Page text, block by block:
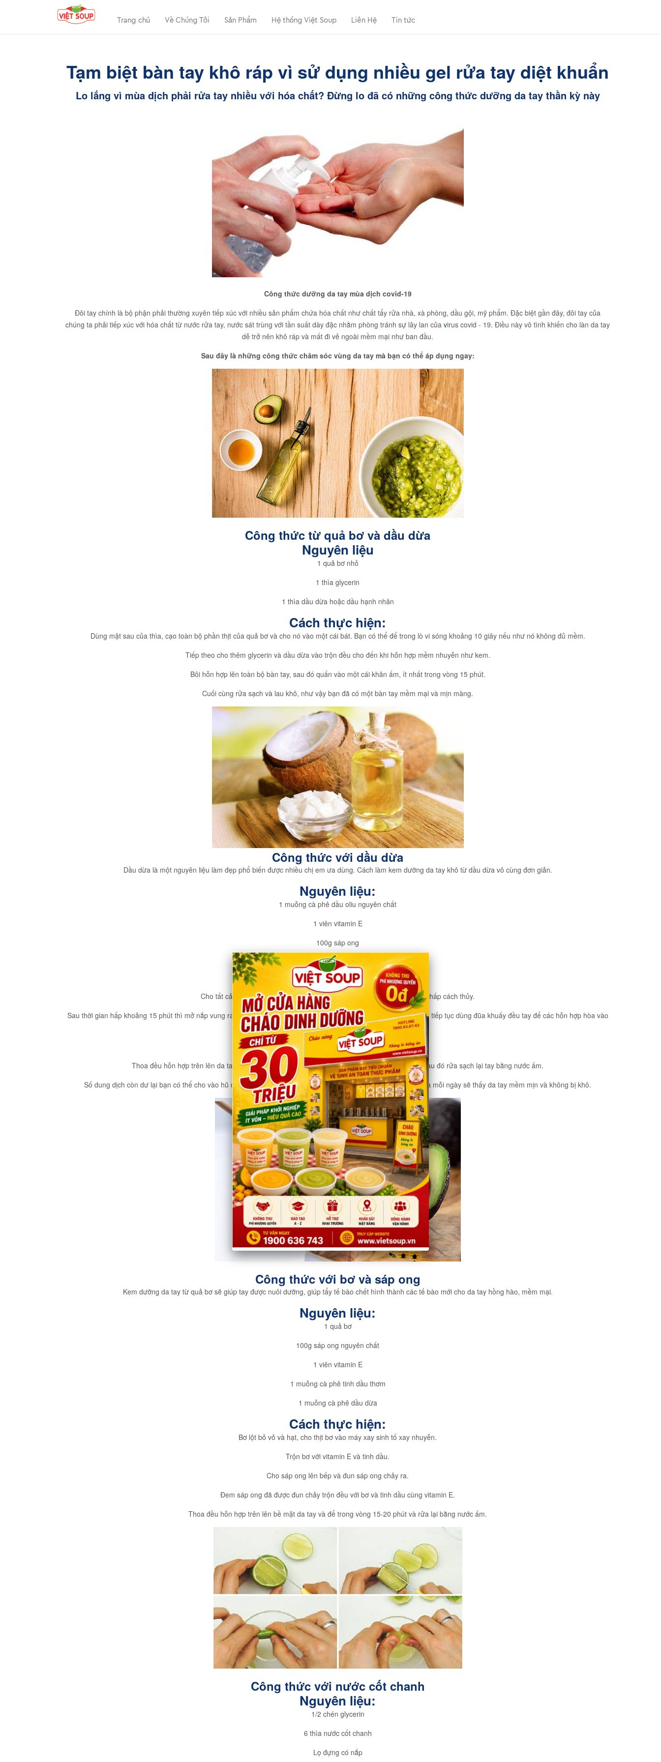
Trang chủ Về Chúng Tôi Sản Phẩm Hệ thống Việt Soup Liên Hệ Tin tức
Tạm biệt bàn tay khô ráp vì sử dụng nhiều gel rửa tay diệt khuẩn
Lo lắng vì mùa dịch phải rửa tay nhiều với hóa chất? Đừng lo đã có những công thức dưỡng da tay thần kỳ này
Công thức dưỡng da tay mùa dịch covid-19
Đôi tay chính là bộ phận phải thường xuyên tiếp xúc với nhiều sản phẩm chứa hóa chất như chất tẩy rửa nhà, xà phòng, dầu gội, mỹ phẩm. Đặc biệt gần đây, đôi tay của
chúng ta phải tiếp xúc với hóa chất từ nước rửa tay, nước sát trùng với tần suất dày đặc nhằm phòng tránh sự lây lan củavirus covid - 19. Điều này vô tình khiến cho làn da tay
dễ trở nên khô ráp và mất đi vẻ ngoài mềm mại như ban đầu.
Sau đây là những công thức chăm sóc vùng da tay mà bạn có thể áp dụng ngay:
Công thức từ quả bơ và dầu dừa
Nguyên liệu
1 quả bơ nhỏ
1 thìa glycerin
1 thìa dầu dừa hoặc dầu hạnh nhân
Cách thực hiện:
Dùng mặt sau của thìa, cạo toàn bộ phần thịt của quả bơ và cho nó vào một cái bát. Bạn có thể để trong lò vi sóng khoảng 10 giây nếu như nó không đủ mềm.
Tiếp theo cho thêm glycerin và dầu dừa vào trộn đều cho đến khi hỗn hợp mềm nhuyễn như kem.
Bôi hỗn hợp lên toàn bộ bàn tay, sau đó quấn vào một cái khăn ấm, ít nhất trong vòng 15 phút.
Cuối cùng rửa sạch và lau khô, như vậy bạn đã có một bàn tay mềm mại và mịn màng.
Công thức với dầu dừa
Dầu dừa là một nguyên liệu làm đẹp phổ biến được nhiều chị em ưa dùng. Cách làm kem dưỡng da tay khô từ dầu dừa vô cùng đơn giản.
Nguyên liệu:
1 muỗng cà phê dầu oliu nguyên chất
1 viên vitamin E
100g sáp ong
1 muỗng cà phê dầu dừa
Cách thực hiện:
Cho tất cả các nguyên liệu đã chuẩn bị vào một chiếc bát và đưa lên bếp hấp cách thủy.
Sau thời gian hấp khoảng 15 phút thì mở nắp vung ra kiểm tra xem sáp ong đã tan chảy ra chưa nếu đã tan chảy thì tiếp tục dùng đũa khuấy đều tay để các hỗn hợp hòa vào
nhau.-
Lấy bát sau đó lấy ra để nguội.
Thoa đều hỗn hợp trên lên da tay của bạn và massage nhẹ nhàng, để trong vòng 15-20 phút sau đó rửa sạch lại tay bằng nước ấm.
Số dung dịch còn dư lại bạn có thể cho vào hũ để vào ngăn mát tủ lạnh dùng dần, thoa kem dưỡng da dầu dừa mỗi ngày sẽ thấy da tay mềm mịn và không bị khô.
Công thức với bơ và sáp ong
Kem dưỡng da tay từ quả bơ sẽ giúp tay được nuôi dưỡng, giúp tẩy tế bào chết hình thành các tế bào mới cho da tay hồng hào, mềm mại.
Nguyên liệu:
1 quả bơ
100g sáp ong nguyên chất
1 viên vitamin E
1 muỗng cà phê tinh dầu thơm
1 muỗng cà phê dầu dừa
Cách thực hiện:
Bơ lột bỏ vỏ và hạt, cho thịt bơ vào máy xay sinh tố xay nhuyễn.
Trộn bơ với vitamin E và tinh dầu.
Cho sáp ong lên bếp và đun sáp ong chảy ra.
Đem sáp ong đã được đun chảy trộn đều với bơ và tinh dầu cùng vitamin E.
Thoa đều hỗn hợp trên lên bề mặt da tay và để trong vòng 15-20 phút và rửa lại bằng nước ấm.
Công thức với nước cốt chanh
Nguyên liệu:
1/2 chén glycerin
6 thìa nước cốt chanh
Lọ đựng có nắp